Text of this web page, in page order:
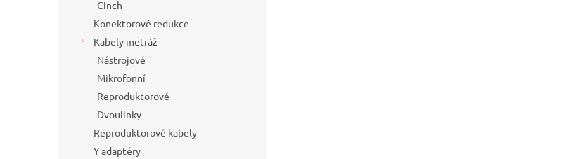
Cinch
Konektorové redukce
Kabely metráž
Nástrojové
Mikrofonní
Reproduktorové
Dvoulinky
Reproduktorové kabely
Y adaptéry